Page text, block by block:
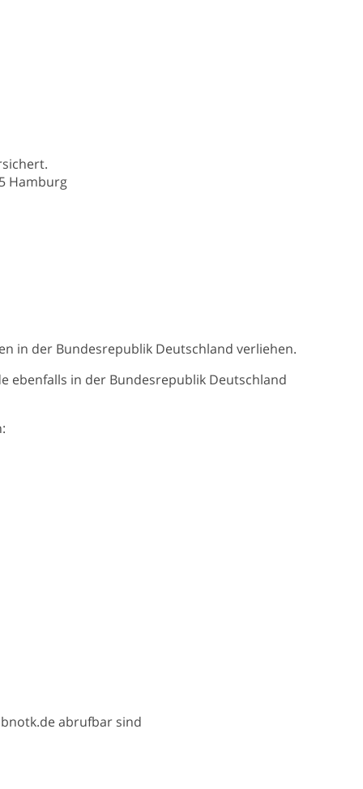
Hamburg
in der Bundesrepublik Deutschland verliehen.
ebenfalls in der Bundesrepublik Deutschland
abrufbar sind